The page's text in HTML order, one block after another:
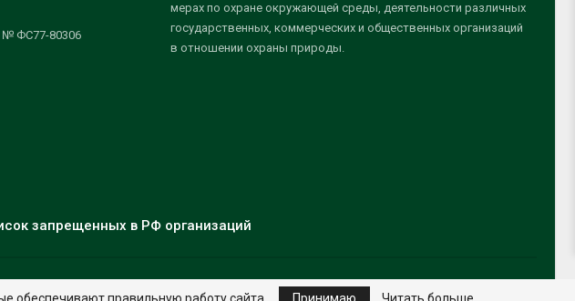
№ ФС77-80306
мерах по охране окружающей среды, деятельности различных
государственных, коммерческих и общественных организаций
в отношении охраны природы.
запрещенных в РФ организаций